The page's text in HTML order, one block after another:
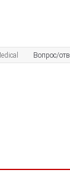
Вопрос/